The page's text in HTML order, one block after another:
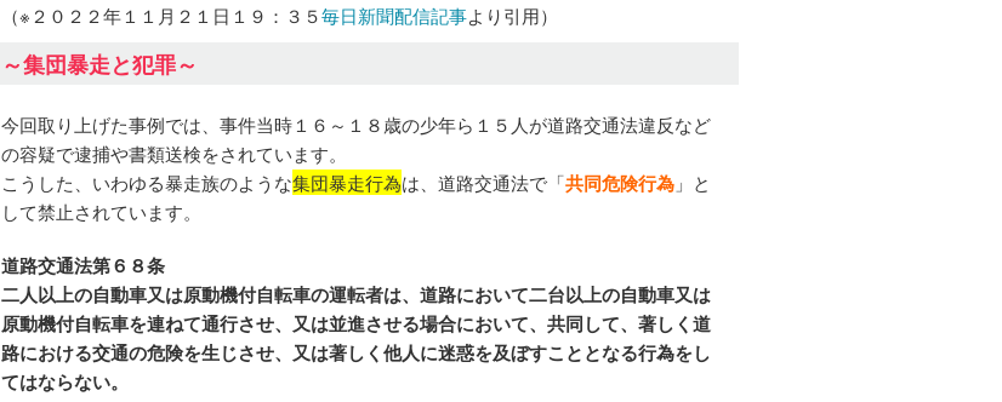
（※２０２２年１１月２１日１９：３５毎日新聞配信記事より引用）
～集団暴走と犯罪～
今回取り上げた事例では、事件当時１６～１８歳の少年ら１５人が道路交通法違反など
の容疑で逮捕や書類送検をされています。
こうした、いわゆる暴走族のような集団暴走行為は、道路交通法で「共同危険行為 」と
して禁止されています。
道路交通法第６８条
二人以上の自動車又は原動機付自転車の運転者は、道路において二台以上の自動車又は
原動機付自転車を連ねて通行させ、又は並進させる場合において、共同して、著しく道
路における交通の危険を生じさせ、又は著しく他人に迷惑を及ぼすこととなる行為をし
てはならない。